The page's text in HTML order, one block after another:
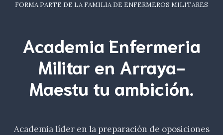
FORMA PARTE DE LA FAMILIA DE ENFERMEROS MILITARES
Academia Enfermeria
Militar en Arraya-
Maestu tu ambición.
Academia líder en la preparación de oposiciones